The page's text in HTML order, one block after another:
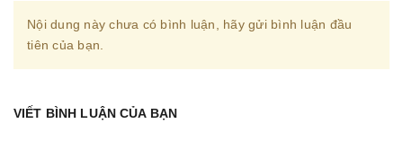
Nội dung này chưa có bình luận, hãy gửi bình luận đầu
tiên của bạn.
VIẾT BÌNH LUẬN CỦA BẠN